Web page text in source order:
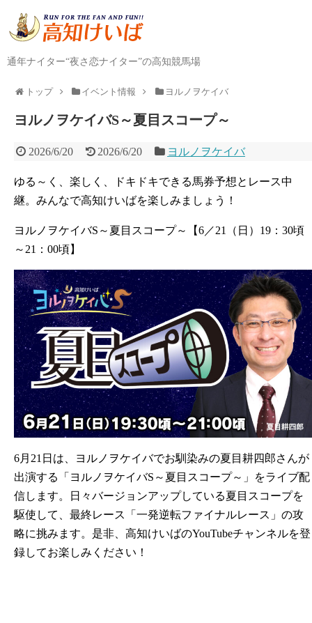
通年ナイター“夜さ恋ナイター”の高知競馬場
トップ イベント情報 ヨルノヲケイバ
ヨルノヲケイバS～夏目スコープ～
2026/6/20 2026/6/20 ヨルノヲケイバ
ゆる～く、楽しく、ドキドキできる馬券予想とレース中
継。みんなで高知けいばを楽しみましょう！
ヨルノヲケイバS～夏目スコープ～【6／21（日）19：30頃
～21：00頃】
6月21日は、ヨルノヲケイバでお馴染みの夏目耕四郎さんが
出演する「ヨルノヲケイバS～夏目スコープ～」をライブ配
信します。日々バージョンアップしている夏目スコープを
駆使して、最終レース「一発逆転ファイナルレース」の攻
略に挑みます。是非、高知けいばのYouTubeチャンネルを登
録してお楽しみください！